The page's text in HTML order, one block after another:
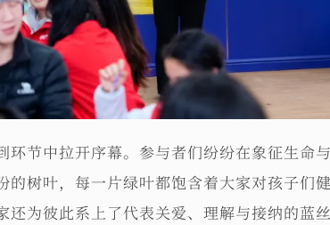
环节中拉开序幕。参与者们纷纷在象征生命
的树叶，每一片绿叶都饱含着大家对孩子们
还为彼此系上了代表关爱、理解与接纳的